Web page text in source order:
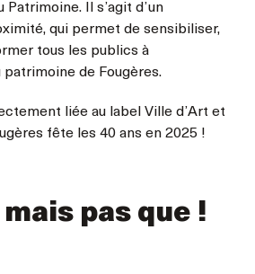
Patrimoine. Il s’agit d’un
qui permet de sensibiliser,
tous les publics à
patrimoine de Fougères.
liée au label Ville d’Art et
fête les 40 ans en 2025 !
mais pas que !